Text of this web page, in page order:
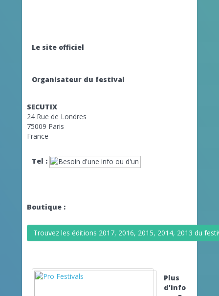
Le site officiel
Organisateur du festival
SECUTIX
24 Rue de Londres
75009 Paris
France
Tel :
Boutique :
Trouvez les éditions 2017, 2016, 2015, 2014, 2013 du
Plus
d'info